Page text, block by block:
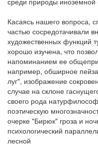
Касаясь нашего вопроса,
частью сосредотачивали
художественных функций
хорошо изучена, что
напоминанием ее
например, обширное
луг", изображение
случае на склоне
своего рода
поэтическую
очерке "Бирюк" гроза и
психологический
лесной